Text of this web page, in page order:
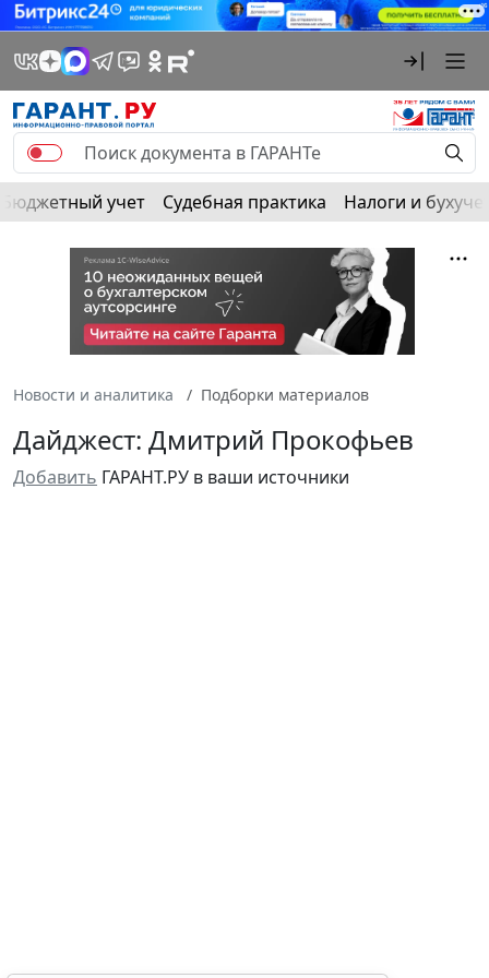
Бюджетный учет Судебная практика Налоги и
Новости и аналитика Подборки материалов
Дайджест: Дмитрий Прокофьев
Добавить ГАРАНТ.РУ в ваши источники